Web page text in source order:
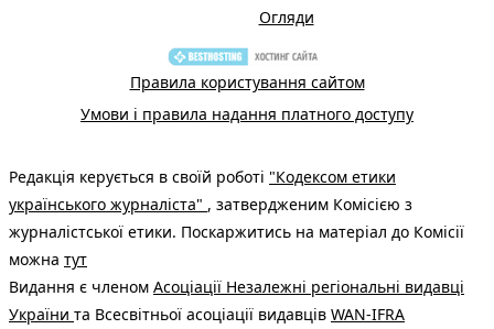
Огляди
Правила користування сайтом
Умови і правила надання платного доступу
Редакція керується в своїй роботі "Кодексом етики
українського журналіста" , затвердженим Комісією з
журналістської етики. Поскаржитись на матеріал до Комісії
можна тут
Видання є членом Асоціації Незалежні регіональні видавці
України та Всесвітньої асоціації видавців WAN-IFRA